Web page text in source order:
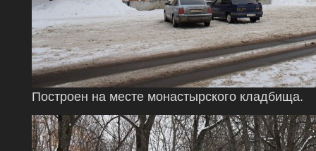
Построен на месте монастырского кладбища.